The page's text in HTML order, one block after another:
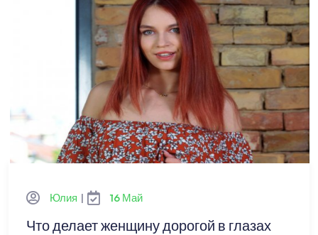
Юлия | 16 Май
Что делает женщину дорогой в глазах